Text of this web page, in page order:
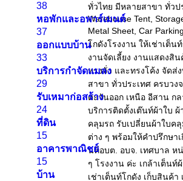
38
หอพักและอพาร์เมนต์
37
ออกแบบบ้าน
33
บริการกำจัดแมลง
29
รับเหมาก่อสร้าง
24
ที่ดิน
15
อาคารพาณิชย์
15
บ้าน